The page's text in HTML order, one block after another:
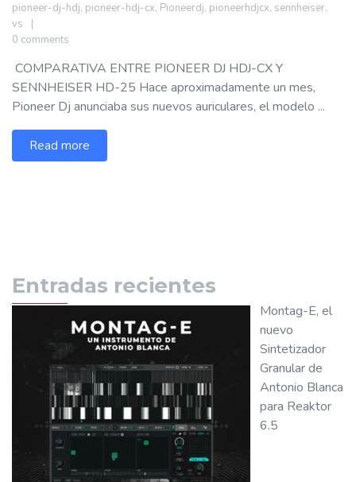
pioneer-dj-hdj, pioneer-hdj-cx, Pioneerdj, pioneerhdjcx, sennheiser,
vs
0 comments
COMPARATIVA ENTRE PIONEER DJ HDJ-CX Y
SENNHEISER HD-25 Hace aproximadamente un mes,
Pioneer Dj anunciaba sus nuevos auriculares, el modelo ...
Read more
Entradas recientes
Montag-E, el
nuevo
Sintetizador
Granular de
Antonio Blanca
para Reaktor
6.5